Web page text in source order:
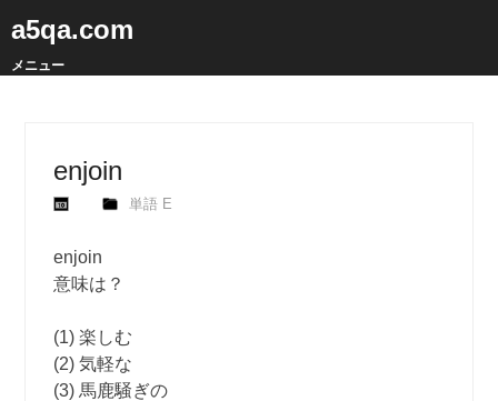
a5qa.com
メニュー
enjoin
単語 E
enjoin
意味は？
(1) 楽しむ
(2) 気軽な
(3) 馬鹿騒ぎの